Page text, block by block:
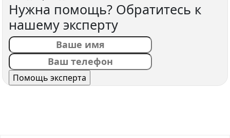
Нужна помощь? Обратитесь к
нашему эксперту